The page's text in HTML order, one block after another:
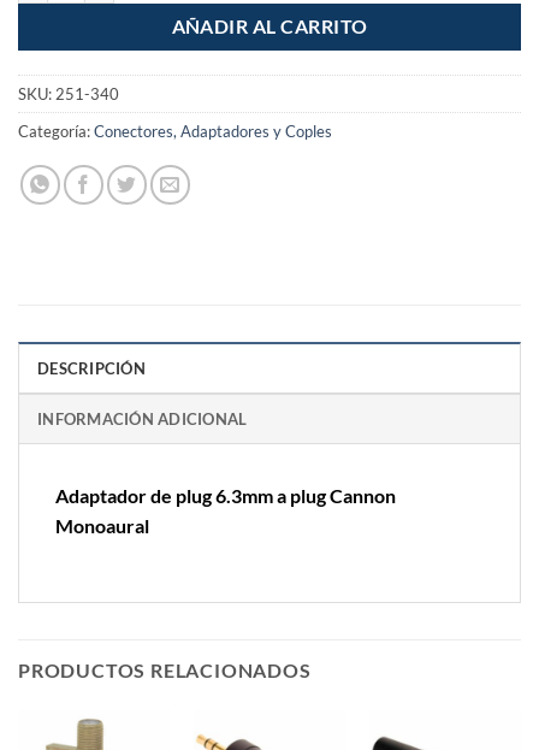
AÑADIR AL CARRITO
SKU:251-340
Categoría:Conectores, Adaptadores y Coples
DESCRIPCIÓN
INFORMACIÓN ADICIONAL
Adaptador de plug 6.3mm a plug Cannon
Monoaural
PRODUCTOS RELACIONADOS